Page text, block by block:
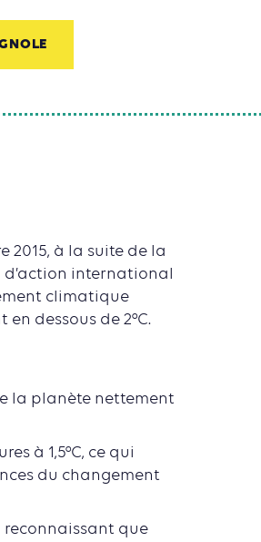
2015, à la suite de la
d’action international
climatique
dessous de 2°C.
la planète nettement
à 1,5°C, ce qui
du changement
reconnaissant que